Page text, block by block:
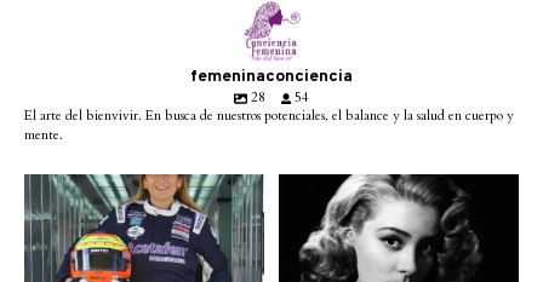
femeninaconciencia
28
54
El arte del bienvivir. En busca de nuestros potenciales, el balance y la salud en cuerpo y
mente.
Conoce a @betty_racing08
la piloto mexicana que ...
3 0
Descanse en paz la gran
diva del cine mexicano
2 0